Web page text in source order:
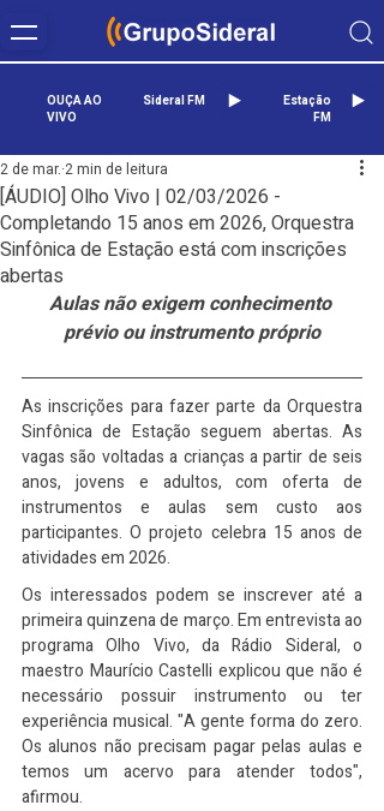
OUÇA AO
VIVO
Sideral FM
Estação
FM
[ÁUDIO] Olho Vivo | 02/03/2026 -
Completando 15 anos em 2026, Orquestra
Sinfônica de Estação está com inscrições
abertas
2 de mar. 2 min de leitura
Aulas não exigem conhecimento
prévio ou instrumento próprio
As inscrições para fazer parte da Orquestra
Sinfônica de Estação seguem abertas. As
vagas são voltadas a crianças a partir de seis
anos, jovens e adultos, com oferta de
instrumentos e aulas sem custo aos
participantes. O projeto celebra 15 anos de
atividades em 2026.
Os interessados podem se inscrever até a
primeira quinzena de março. Em entrevista ao
programa Olho Vivo, da Rádio Sideral, o
maestro Maurício Castelli explicou que não é
necessário possuir instrumento ou ter
experiência musical. "A gente forma do zero.
Os alunos não precisam pagar pelas aulas e
temos um acervo para atender todos",
afirmou.